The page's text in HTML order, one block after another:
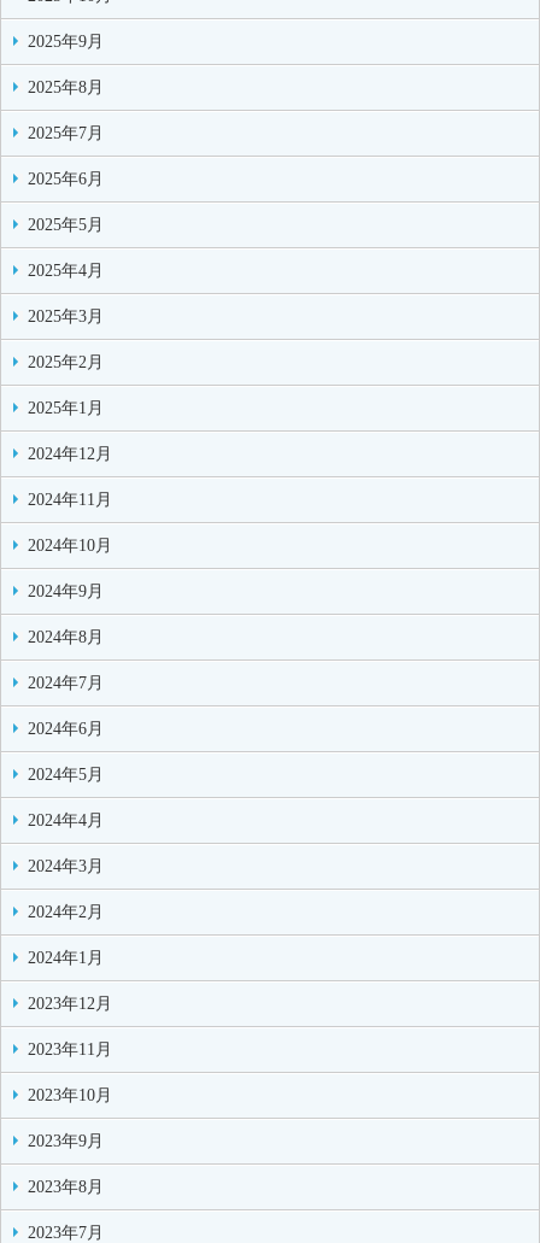
2025年9月
2025年8月
2025年7月
2025年6月
2025年5月
2025年4月
2025年3月
2025年2月
2025年1月
2024年12月
2024年11月
2024年10月
2024年9月
2024年8月
2024年7月
2024年6月
2024年5月
2024年4月
2024年3月
2024年2月
2024年1月
2023年12月
2023年11月
2023年10月
2023年9月
2023年8月
2023年7月